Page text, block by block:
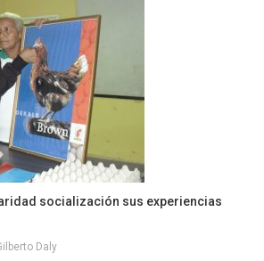
socialización sus experiencias
Daly